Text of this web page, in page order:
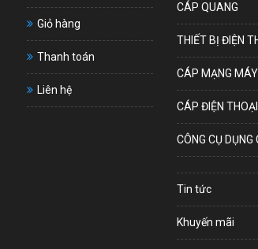
Giỏ hàng
Thanh toán
Liên hệ
CÁP QUANG
THIẾT BỊ ĐIỆN
CÁP MẠNG
CÁP ĐIỆN THOẠI
CÔNG CỤ DỤNG
Tin tức
Khuyến mãi